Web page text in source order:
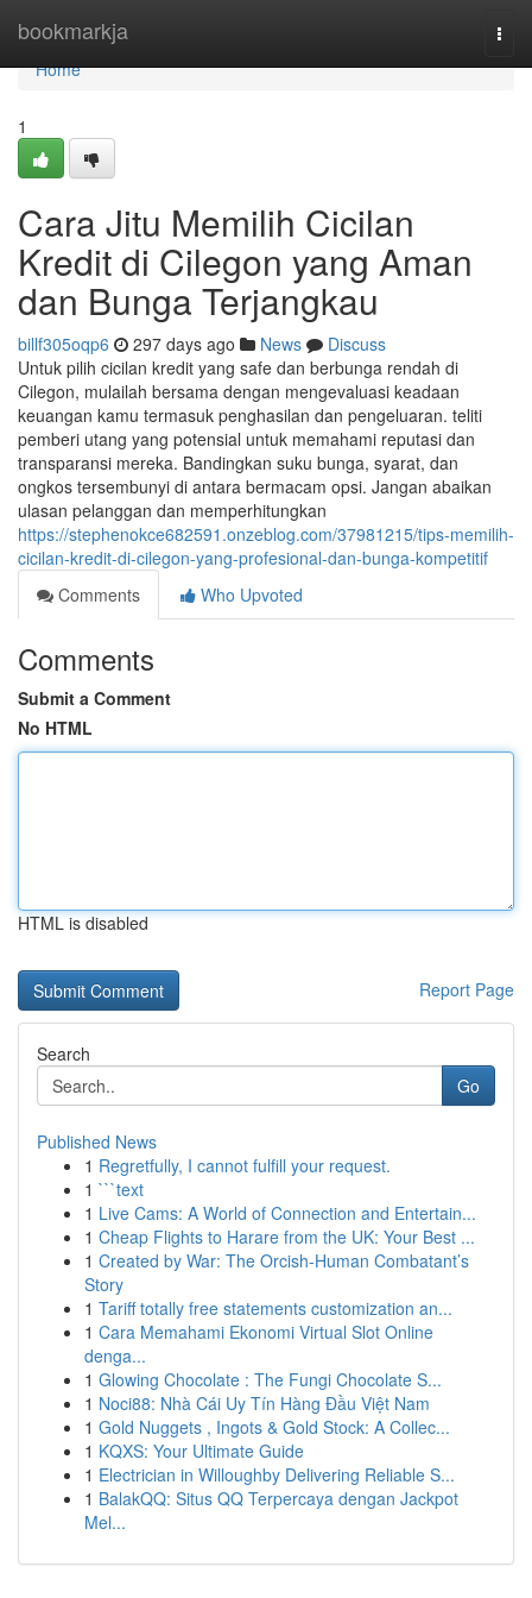
bookmarkja
Home
Home
1
Cara Jitu Memilih Cicilan
Kredit di Cilegon yang Aman
dan Bunga Terjangkau
billf305oqp6 297 days ago News
Discuss
Untuk pilih cicilan kredit yang safe dan berbunga rendah di
Cilegon, mulailah bersama dengan mengevaluasi keadaan
keuangan kamu termasuk penghasilan dan pengeluaran. teliti
pemberi utang yang potensial untuk memahami reputasi dan
transparansi mereka. Bandingkan suku bunga, syarat, dan
ongkos tersembunyi di antara bermacam opsi. Jangan abaikan
ulasan pelanggan dan memperhitungkan
https://stephenokce682591.onzeblog.com/37981215/tips-memilih-
cicilan-kredit-di-cilegon-yang-profesional-dan-bunga-kompetitif
Comments
Who Upvoted
Comments
Submit a Comment
No HTML
HTML is disabled
Report Page
Search
Go
Published News
1 Regretfully, I cannot fulfill your request.
1 ```text
1 Live Cams: A World of Connection and Entertain...
1 Cheap Flights to Harare from the UK: Your Best ...
1 Created by War: The Orcish-Human Combatant’s
Story
1 Tariff totally free statements customization an...
1 Cara Memahami Ekonomi Virtual Slot Online
denga...
1 Glowing Chocolate : The Fungi Chocolate S...
1 Noci88: Nhà Cái Uy Tín Hàng Đầu Việt Nam
1 Gold Nuggets , Ingots & Gold Stock: A Collec...
1 KQXS: Your Ultimate Guide
1 Electrician in Willoughby Delivering Reliable S...
1 BalakQQ: Situs QQ Terpercaya dengan Jackpot
Mel...